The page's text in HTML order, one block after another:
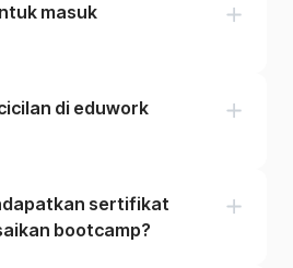
masuk
di eduwork
sertifikat
bootcamp?